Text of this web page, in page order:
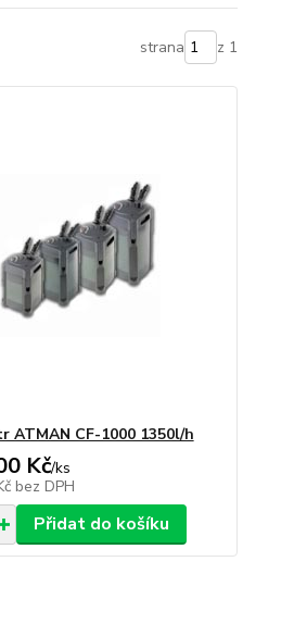
strana z 1
ATMAN CF-1000 1350l/h
Kč/ks
bez DPH
Přidat do košíku